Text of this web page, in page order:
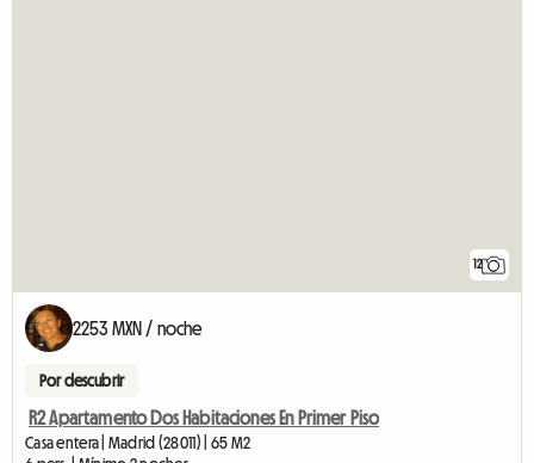
12
2253 MXN / noche
Por descubrir
R2 Apartamento Dos Habitaciones En Primer Piso
Casa entera | Madrid (28011) | 65 M2